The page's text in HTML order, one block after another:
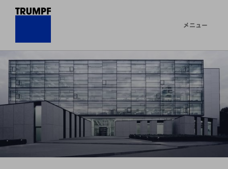
メニュー